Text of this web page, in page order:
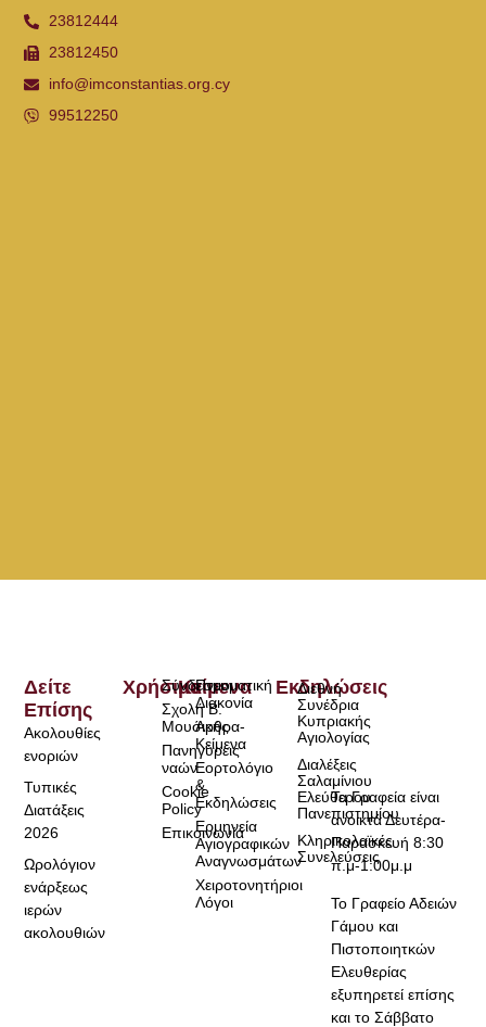
23812444
23812450
info@imconstantias.org.cy
99512250
Τα Γραφεία είναι
ανοικτά Δευτέρα-
Παρασκευή 8:30
π.μ-1:00μ.μ
Το Γραφείο Αδειών
Γάμου και
Πιστοποιητκών
Ελευθερίας
εξυπηρετεί επίσης
και το Σάββατο
Χρήσιμα
Σύνδεσμοι
Σχολή Β.
Μουσικής
Πανηγύρεις
ναών
Cookie
Policy
Επικοινωνία
Κείμενα
Πνευματική
Διακονία
Άρθρα-
Κείμενα
Εορτολόγιο
&
Εκδηλώσεις
Ερμηνεία
Αγιογραφικών
Αναγνωσμάτων
Χειροτονητήριοι
Λόγοι
Δείτε
Επίσης
Ακολουθίες
ενοριών
Τυπικές
Διατάξεις
2026
Ωρολόγιον
ενάρξεως
ιερών
ακολουθιών
Εκδηλώσεις
Διεθνή
Συνέδρια
Κυπριακής
Αγιολογίας
Διαλέξεις
Σαλαμίνιου
Ελεύθερου
Πανεπιστημίου
Κληρικολαϊκές
Συνελεύσεις